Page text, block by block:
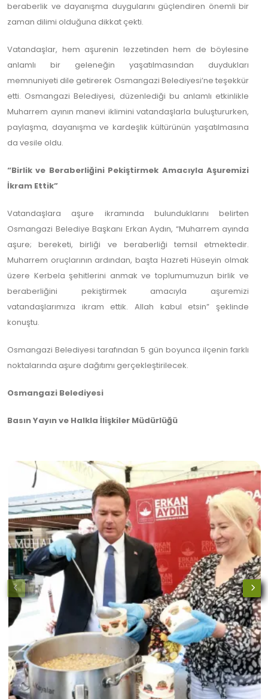
beraberlik ve dayanışma duygularını güçlendiren önemli bir
zaman dilimi olduğuna dikkat çekti.
Vatandaşlar, hem aşurenin lezzetinden hem de böylesine
anlamlı bir geleneğin yaşatılmasından duydukları
memnuniyeti dile getirerek Osmangazi Belediyesi’ne teşekkür
etti. Osmangazi Belediyesi, düzenlediği bu anlamlı etkinlikle
Muharrem ayının manevi iklimini vatandaşlarla buluştururken,
paylaşma, dayanışma ve kardeşlik kültürünün yaşatılmasına
da vesile oldu.
“Birlik ve Beraberliğini Pekiştirmek Amacıyla Aşuremizi
İkram Ettik”
Vatandaşlara aşure ikramında bulunduklarını belirten
Osmangazi Belediye Başkanı Erkan Aydın, “Muharrem ayında
aşure; bereketi, birliği ve beraberliği temsil etmektedir.
Muharrem oruçlarının ardından, başta Hazreti Hüseyin olmak
üzere Kerbela şehitlerini anmak ve toplumumuzun birlik ve
beraberliğini pekiştirmek amacıyla aşuremizi
vatandaşlarımıza ikram ettik. Allah kabul etsin” şeklinde
konuştu.
Osmangazi Belediyesi tarafından 5 gün boyunca ilçenin farklı
noktalarında aşure dağıtımı gerçekleştirilecek.
Osmangazi Belediyesi
Basın Yayın ve Halkla İlişkiler Müdürlüğü